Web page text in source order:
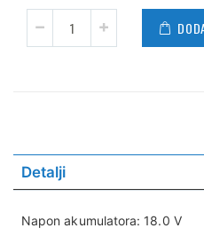
Detalji
Napon akumulatora: 18.0 V